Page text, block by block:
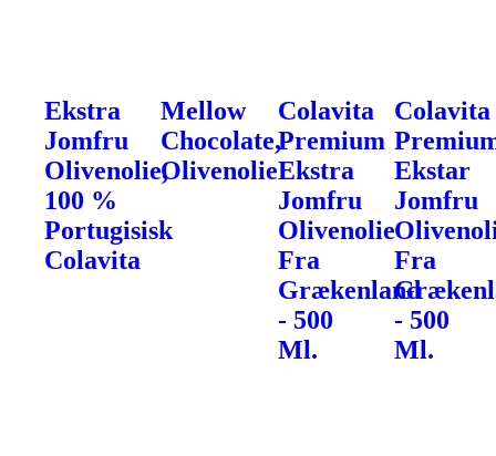
Ekstra
Jomfru
Olivenolie,
100 %
Portugisisk
Colavita
Mellow
Chocolate,
Olivenolie
Colavita
Premium
Ekstra
Jomfru
Olivenolie
Fra
Grækenland
- 500
Ml.
Colavita
Ekstar
Jomfru
Fra
- 500
Ml.